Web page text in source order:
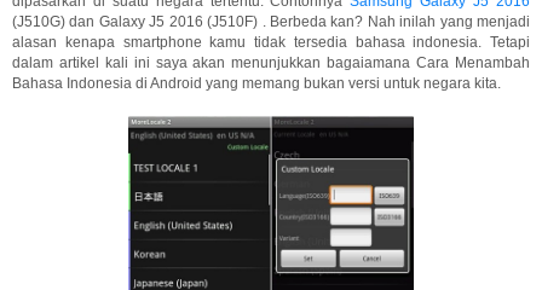
(J510G) dan Galaxy J5 2016 (J510F) . Berbeda kan? Nah inilah yang menjadi
alasan kenapa smartphone kamu tidak tersedia bahasa indonesia. Tetapi
dalam artikel kali ini saya akan menunjukkan bagaiamana Cara Menambah
Bahasa Indonesia di Android yang memang bukan versi untuk negara kita.